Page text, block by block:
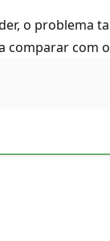
o problema
com